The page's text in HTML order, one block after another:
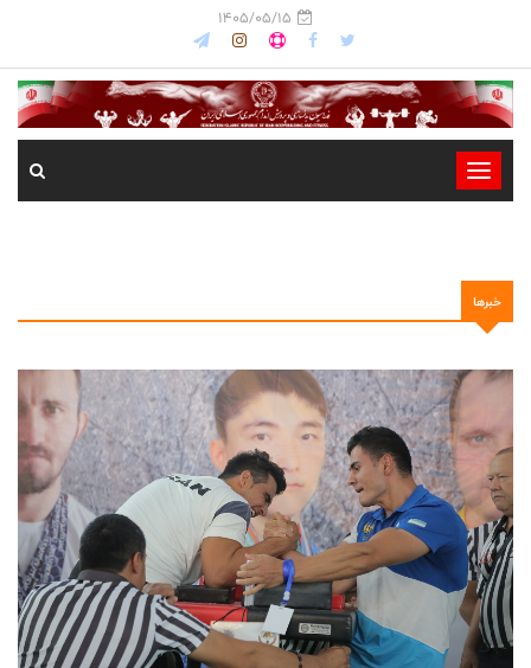
1405/05/15
-
-
-
-
خبرها